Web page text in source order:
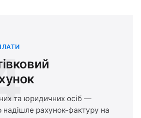
та юридичних осіб —
рахунок-фактуру на